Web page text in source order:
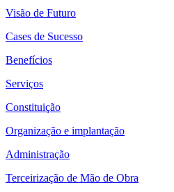
Visão de Futuro
Cases de Sucesso
Benefícios
Serviços
Constituição
Organização e implantação
Administração
Terceirização de Mão de Obra